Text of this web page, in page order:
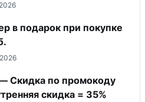
в подарок при покупке
Скидка по промокоду
скидка = 35%